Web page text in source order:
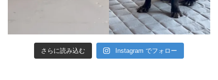
さらに読み込む Instagram でフォロー